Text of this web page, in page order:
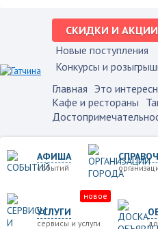
СКИДКИ И АКЦИИ
Новые поступления
Конкурсы и
Главная Это
Кафе и рестораны
АФИША
событий
УСЛУГИ
сервисы и услуги
новое